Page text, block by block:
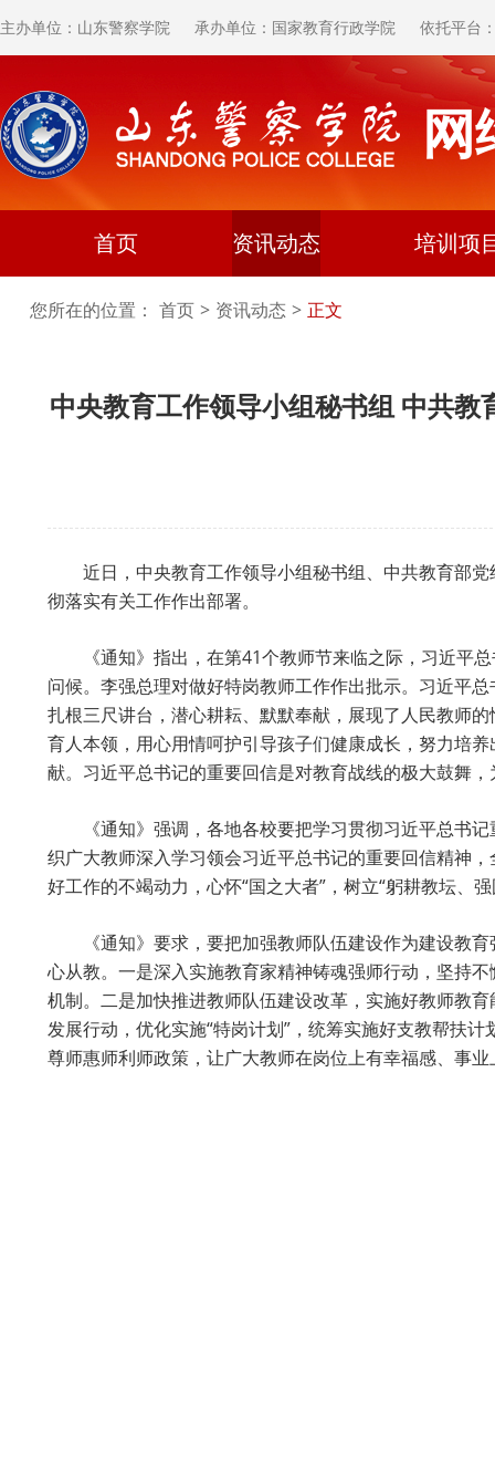
主办单位：山东警察学院 承办单位：国家教育行政学院 依托平台
网
首页 资讯动态 培训项
您所在的位置： 首页 > 资讯动态 > 正文
中央教育工作领导小组秘书组 中共
近日，中央教育工作领导小组秘书组、中共教育部
彻落实有关工作作出部署。
《通知》指出，在第41个教师节来临之际，习近平
问候。李强总理对做好特岗教师工作作出批示。习近平
扎根三尺讲台，潜心耕耘、默默奉献，展现了人民教师
育人本领，用心用情呵护引导孩子们健康成长，努力培
献。习近平总书记的重要回信是对教育战线的极大鼓舞
《通知》强调，各地各校要把学习贯彻习近平总书
织广大教师深入学习领会习近平总书记的重要回信精神
好工作的不竭动力，心怀“国之大者”，树立“躬耕教坛、
《通知》要求，要把加强教师队伍建设作为建设教
心从教。一是深入实施教育家精神铸魂强师行动，坚持
机制。二是加快推进教师队伍建设改革，实施好教师教
发展行动，优化实施“特岗计划”，统筹实施好支教帮扶
尊师惠师利师政策，让广大教师在岗位上有幸福感、事